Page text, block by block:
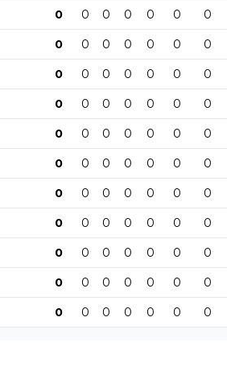
0 0 0 0 0 0 0
0 0 0 0 0 0 0
0 0 0 0 0 0 0
0 0 0 0 0 0 0
0 0 0 0 0 0 0
0 0 0 0 0 0 0
0 0 0 0 0 0 0
0 0 0 0 0 0 0
0 0 0 0 0 0 0
0 0 0 0 0 0 0
0 0 0 0 0 0 0